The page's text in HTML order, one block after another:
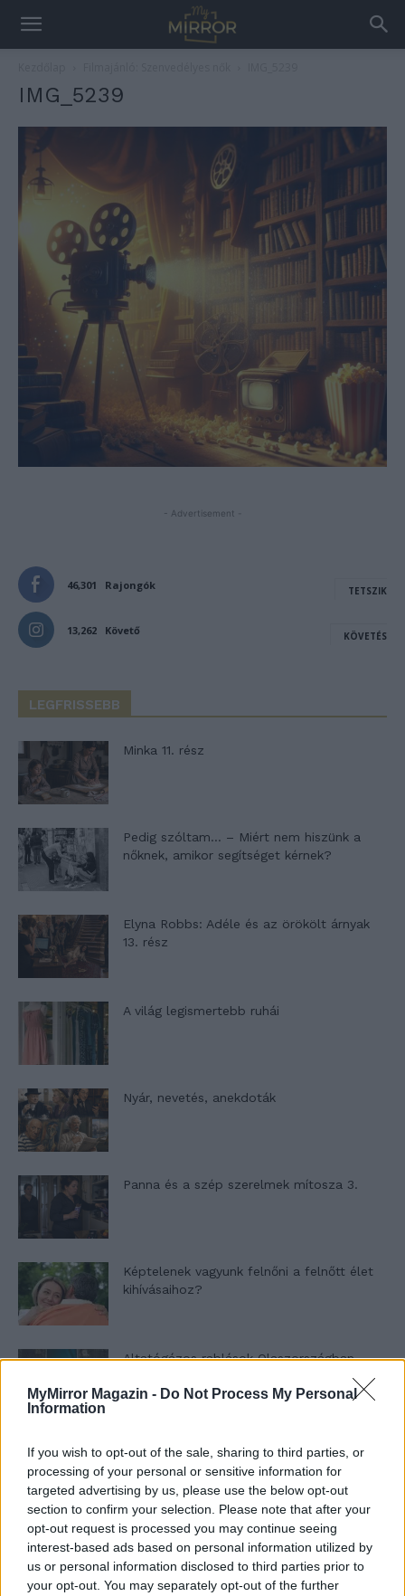
MyMirror Magazin - Do Not Process My Personal
Information
If you wish to opt-out of the sale, sharing to third parties, or
processing of your personal or sensitive information for
targeted advertising by us, please use the below opt-out
section to confirm your selection. Please note that after your
opt-out request is processed you may continue seeing
interest-based ads based on personal information utilized by
us or personal information disclosed to third parties prior to
your opt-out. You may separately opt-out of the further
IMG_5239
- Advertisement -
46,301 Rajongók TETSZIK
13,262 Követő KÖVETÉS
LEGFRISSEBB
Minka 11. rész
Pedig szóltam… – Miért nem hiszünk a
nőknek, amikor segítséget kérnek?
Elyna Robbs: Adéle és az örökölt árnyak
13. rész
A világ legismertebb ruhái
Nyár, nevetés, anekdoták
Panna és a szép szerelmek mítosza 3.
Képtelenek vagyunk felnőni a felnőtt élet
kihívásaihoz?
Altatógázos rablások Olaszországban
A kislány, akit nem védett meg senki –
Lyhanna története
T. Barnett: Gyilkosság a Garda-tónál 12.
rész